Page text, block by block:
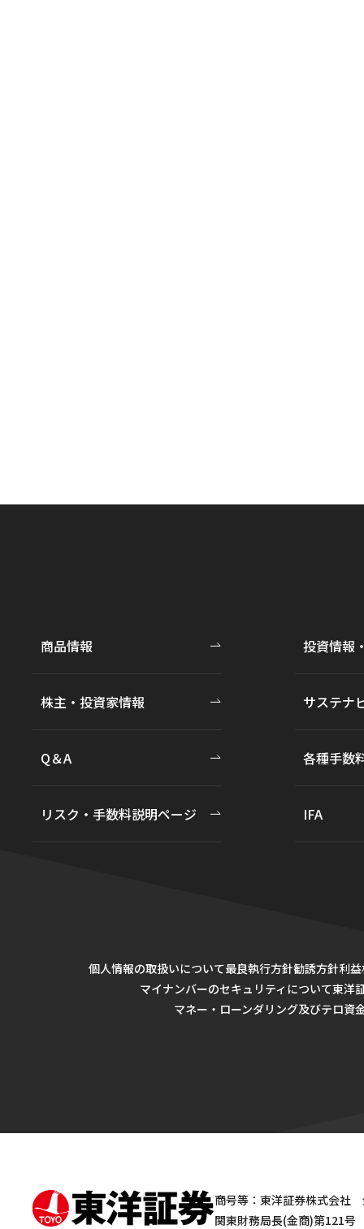
商品情報 投資情報
株主・投資家情報 サステナ
Q＆A 各種手数
リスク・手数料説明ページ IFA
個人情報の取扱いについて最良執行方針勧誘方針利
マイナンバーのセキュリティについて東洋
マネー・ローンダリング及びテロ資
商号等：東洋証券株式会社
関東財務局長(金商)第121号